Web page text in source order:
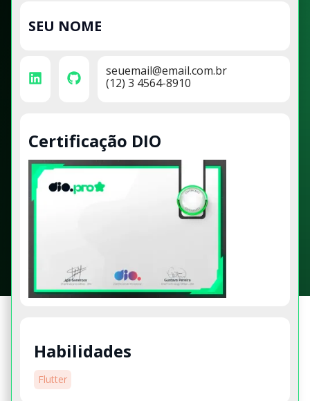
SEU NOME
seuemail@email.com.br
(12) 3 4564-8910
Certificação DIO
Habilidades
Flutter